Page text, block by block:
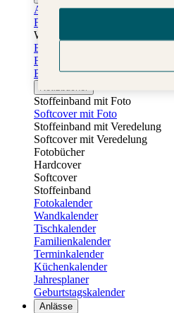
Alle Fotogeschenke
Fotobücher
Wandbilder & Poster
Bilderboxen
Fotohalter
Bilderrahmen
Notizbücher
Stoffeinband mit Foto
Softcover mit Foto
Stoffeinband mit Veredelung
Softcover mit Veredelung
Fotobücher
Hardcover
Softcover
Stoffeinband
Fotokalender
Wandkalender
Tischkalender
Familienkalender
Terminkalender
Küchenkalender
Jahresplaner
Geburtstagskalender
Anlässe